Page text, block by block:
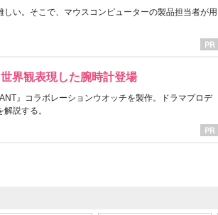
い。そこで、マウスコンピューターの製品担当者が用
界観表現した腕時計登場
』コラボレーションウオッチを製作。ドラマプロデ
説する。